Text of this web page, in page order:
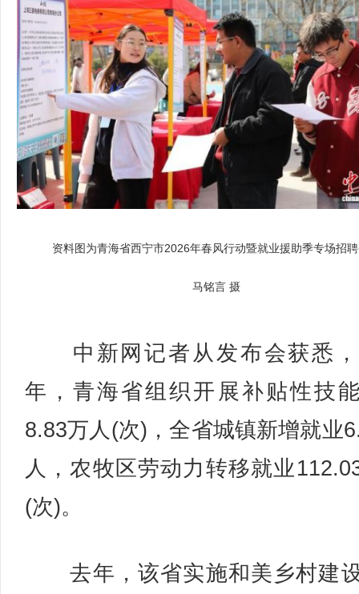
资料图为青海省西宁市2026年春风行动暨就业援助季专场招聘
马铭言 摄
中新网记者从发布会获悉，
年，青海省组织开展补贴性技
8.83万人(次)，全省城镇新增就业
人，农牧区劳动力转移就业
(次)。
去年，该省实施和美乡村建